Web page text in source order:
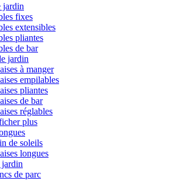
jardin
fixes
extensibles
pliantes
de bar
jardin
à manger
empilables
pliantes
de bar
réglables
plus
de soleils
longues
jardin
de parc